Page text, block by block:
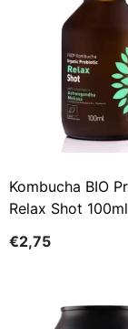
Kombucha BIO
Relax Shot
€2,75